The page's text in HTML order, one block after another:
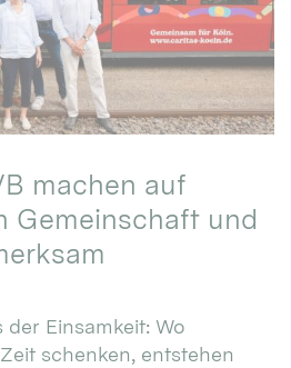
machen auf
Gemeinschaft und
Einsamkeit: Wo
schenken, entstehen